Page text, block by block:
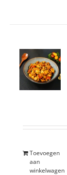
Toevoegen
aan
winkelwagen